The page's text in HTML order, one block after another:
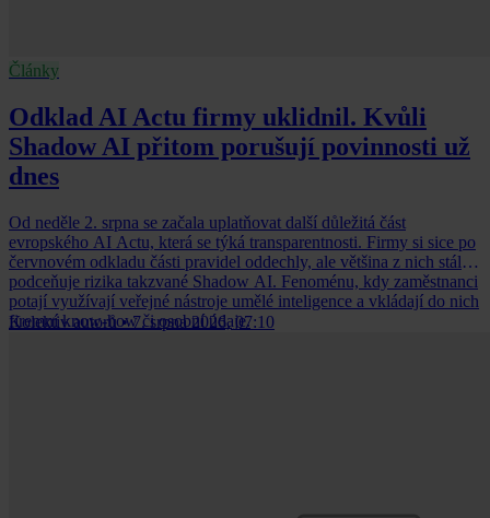
Články
Odklad AI Actu firmy uklidnil. Kvůli
Shadow AI přitom porušují povinnosti už
dnes
Od neděle 2. srpna se začala uplatňovat další důležitá část
evropského AI Actu, která se týká transparentnosti. Firmy si sice po
červnovém odkladu části pravidel oddechly, ale většina z nich stále
podceňuje rizika takzvané Shadow AI. Fenoménu, kdy zaměstnanci
potají využívají veřejné nástroje umělé inteligence a vkládají do nich
firemní know-how či osobní údaje.
Kolektiv autorů • 7. srpna 2026, 07:10